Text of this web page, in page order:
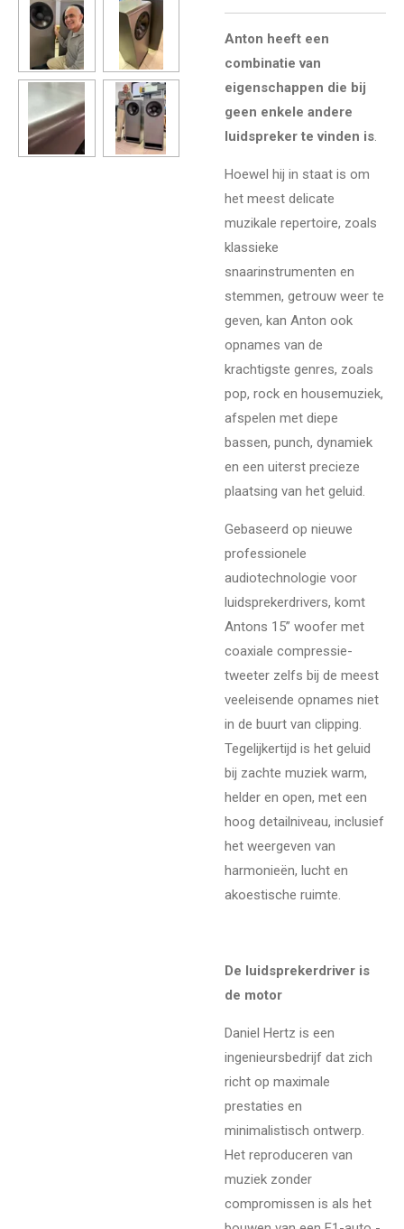
Anton heeft een
combinatie van
eigenschappen die bij
geen enkele andere
luidspreker te vinden is.
Hoewel hij in staat is om
het meest delicate
muzikale repertoire, zoals
klassieke
snaarinstrumenten en
stemmen, getrouw weer te
geven, kan Anton ook
opnames van de
krachtigste genres, zoals
pop, rock en housemuziek,
afspelen met diepe
bassen, punch, dynamiek
en een uiterst precieze
plaatsing van het geluid.
Gebaseerd op nieuwe
professionele
audiotechnologie voor
luidsprekerdrivers, komt
Antons 15” woofer met
coaxiale compressie-
tweeter zelfs bij de meest
veeleisende opnames niet
in de buurt van clipping.
Tegelijkertijd is het geluid
bij zachte muziek warm,
helder en open, met een
hoog detailniveau, inclusief
het weergeven van
harmonieën, lucht en
akoestische ruimte.
De luidsprekerdriver is
de motor
Daniel Hertz is een
ingenieursbedrijf dat zich
richt op maximale
prestaties en
minimalistisch ontwerp.
Het reproduceren van
muziek zonder
compromissen is als het